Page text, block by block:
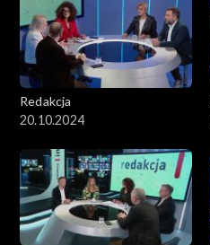
Redakcja
20.10.2024